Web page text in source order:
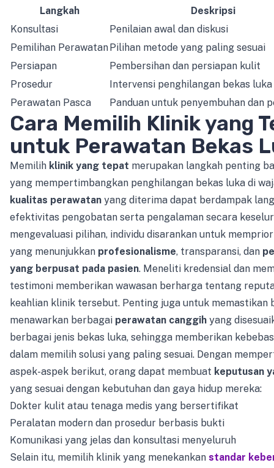
Langkah
Deskripsi
Konsultasi
Penilaian awal dan diskusi
Pemilihan Perawatan Pilihan metode yang paling sesuai
Persiapan
Pembersihan dan persiapan kulit
Prosedur
Intervensi penghilangan bekas luka
Perawatan Pasca
Panduan untuk penyembuhan dan
Cara Memilih Klinik yang
untuk Perawatan Bekas
Memilih klinik yang tepat merupakan langkah penting
yang mempertimbangkan penghilangan bekas luka di
kualitas perawatan yang diterima dapat berdampak
efektivitas pengobatan serta pengalaman secara
mengevaluasi pilihan, individu disarankan untuk
yang menunjukkan profesionalisme, transparansi, dan
yang berpusat pada pasien. Meneliti kredensial dan
testimoni memberikan wawasan berharga tentang
keahlian klinik tersebut. Penting juga untuk memastikan
menawarkan berbagai perawatan canggih yang
berbagai jenis bekas luka, sehingga memberikan
dalam memilih solusi yang paling sesuai. Dengan
aspek-aspek berikut, orang dapat membuat keputusan
yang sesuai dengan kebutuhan dan gaya hidup mereka:
Dokter kulit atau tenaga medis yang bersertifikat
Peralatan modern dan prosedur berbasis bukti
Komunikasi yang jelas dan konsultasi menyeluruh
Selain itu, memilih klinik yang menekankan standar